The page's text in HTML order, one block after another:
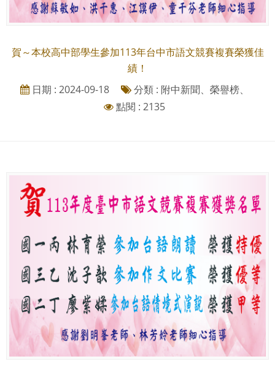
賀～本校高中部學生參加113年台中市語文競賽複賽榮獲佳
績！
日期 : 2024-09-18
分類 : 附中新聞、榮譽榜、
點閱 : 2135